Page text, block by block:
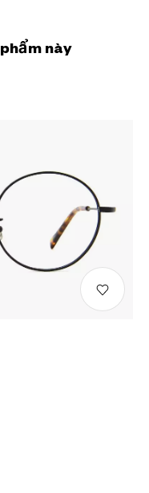
này